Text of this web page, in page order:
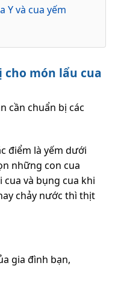
Y và cua yếm
cho món lẩu cua
cần chuẩn bị các
điểm là yếm dưới
những con cua
và bụng cua khi
chảy nước thì thịt
gia đình bạn,